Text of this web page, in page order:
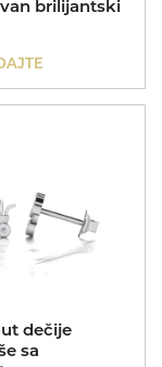
brilijantski
dečije
sa